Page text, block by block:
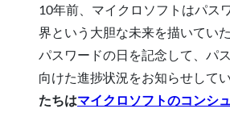
10年前、マイクロソフトはパス
界という大胆な未来を描いてい
パスワードの日を記念して、パ
向けた進捗状況をお知らせしてい
たちはマイクロソフトのコンシ